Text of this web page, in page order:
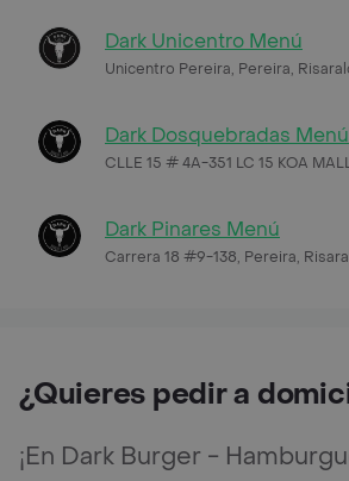
Dark Unicentro Menú
Unicentro Pereira, Pereira,
Dark Dosquebradas Menú
CLLE 15 # 4A-351 LC 15 KOA
Dark Pinares Menú
Carrera 18 #9-138, Pereira,
¿Quieres pedir a
¡En Dark Burger -